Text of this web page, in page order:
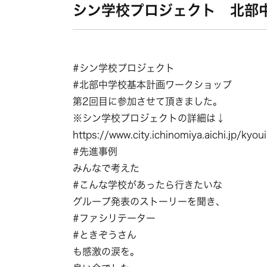
シン学校プロジェクト 北部
#シン学校プロジェクト
#北部中学校基本計画ワークショップ
第2回目に参加させて頂きました。
※シン学校プロジェクトの詳細は↓
https://www.city.ichinomiya.aichi.jp/
#先進事例
みんなで考えた
#こんな学校があったら行きたいな
グループ発表のストーリーを聞き、
#ファシリテーター
#ときぞうさん
も感激の涙を。